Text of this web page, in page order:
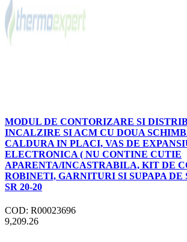
MODUL DE CONTORIZARE SI
INCALZIRE SI ACM CU DOUA
CALDURA IN PLACI, VAS DE
ELECTRONICA ( NU CONTINE CUTIE
APARENTA/INCASTRABILA, KIT DE
ROBINETI, GARNITURI SI SUPAPA DE
SR 20-20
COD: R00023696
9,209.26